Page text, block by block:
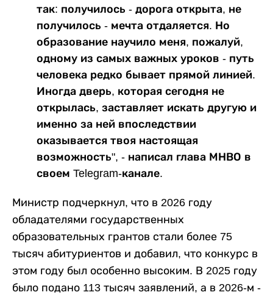
так: получилось - дорога открыта, не
получилось - мечта отдаляется. Но
образование научило меня, пожалуй,
одному из самых важных уроков - путь
человека редко бывает прямой линией.
Иногда дверь, которая сегодня не
открылась, заставляет искать другую и
именно за ней впоследствии
оказывается твоя настоящая
возможность", - написал глава МНВО в
своем Telegram-канале.
Министр подчеркнул, что в 2026 году
обладателями государственных
образовательных грантов стали более 75
тысяч абитуриентов и добавил, что конкурс в
этом году был особенно высоким. В 2025 году
было подано 113 тысяч заявлений, а в 2026-м -